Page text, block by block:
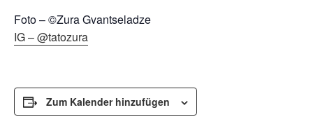
Foto – ©Zura Gvantseladze
IG – @tatozura
Zum Kalender hinzufügen